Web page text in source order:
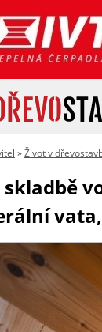
»Život v
skladbě